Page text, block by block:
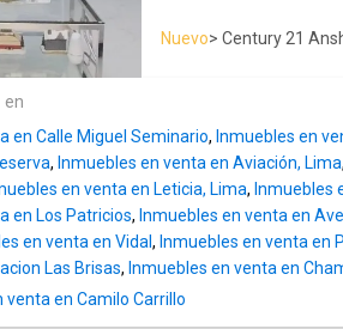
construcción: 2007
con fácil acceso a
comercios y servicios. Distribución eficiente (2 niveles):
baño completo compartido. Áreas comunes y
Lobby de recepción,
juegos para niños,
Nuevo> Century 21
en
en Calle Miguel Seminario, Inmuebles en
, Inmuebles en venta en Aviación, Lima,
en venta en Leticia, Lima, Inmuebles
en Los Patricios, Inmuebles en venta en
en venta en Vidal , Inmuebles en venta en
Las Brisas, Inmuebles en venta en
en Camilo Carrillo